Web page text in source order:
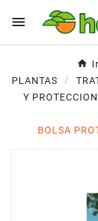

PLANTAS
Y
BOLSA